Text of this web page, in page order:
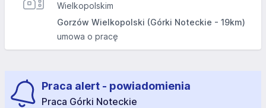
Wielkopolskim
Gorzów Wielkopolski (Górki Noteckie - 19km)
umowa o pracę
Praca alert - powiadomienia
Praca Górki Noteckie